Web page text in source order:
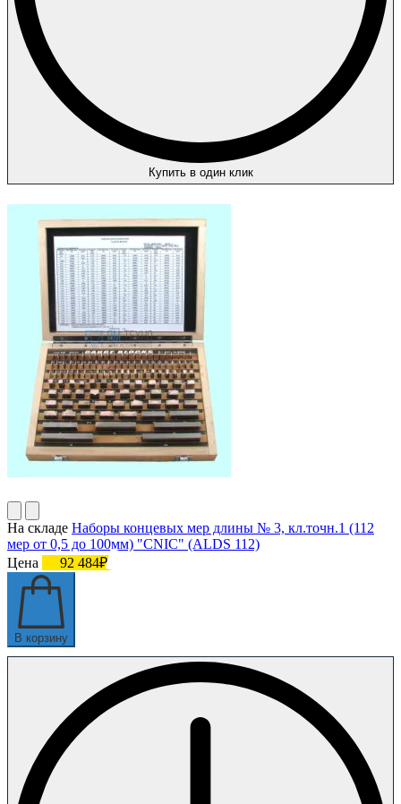
Купить в один клик
На складе Наборы концевых мер длины № 3, кл.точн.1 (112
мер от 0,5 до 100мм) "CNIC" (ALDS 112)
Цена
92 484₽
В корзину